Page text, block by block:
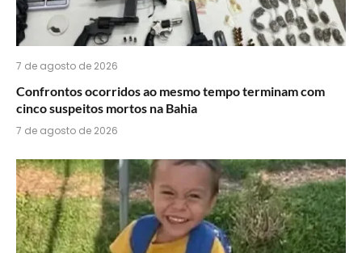
7 de agosto de 2026
Confrontos ocorridos ao mesmo tempo terminam com
cinco suspeitos mortos na Bahia
7 de agosto de 2026